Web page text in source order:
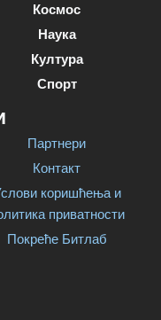
Космос
Наука
Култура
Спорт
Партнери
Контакт
коришћења и
приватности
Покреће Битлаб